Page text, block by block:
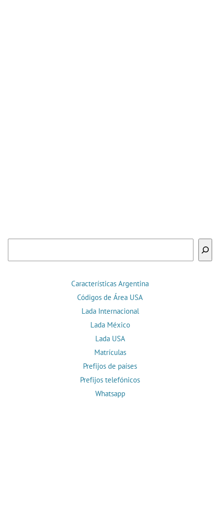
Características Argentina
Códigos de Área USA
Lada Internacional
Lada México
Lada USA
Matrículas
Prefijos de países
Prefijos telefónicos
Whatsapp